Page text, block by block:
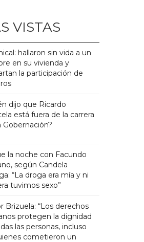
VISTAS
hallaron sin vida a un
en su vivienda y
la participación de
dijo que Ricardo
está fuera de la carrera
Gobernación?
la noche con Facundo
según Candela
“La droga era mía y ni
tuvimos sexo”
Brizuela: “Los derechos
protegen la dignidad
las personas, incluso
cometieron un